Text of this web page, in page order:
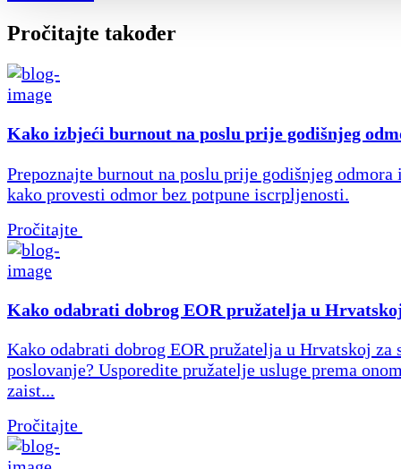
Pročitajte također
Kako izbjeći burnout na poslu prije godišnjeg
Prepoznajte burnout na poslu prije godišnjeg odmora
kako provesti odmor bez potpune iscrpljenosti.
Pročitajte
Kako odabrati dobrog EOR pružatelja u
Kako odabrati dobrog EOR pružatelja u Hrvatskoj za
poslovanje? Usporedite pružatelje usluge prema
zaist...
Pročitajte